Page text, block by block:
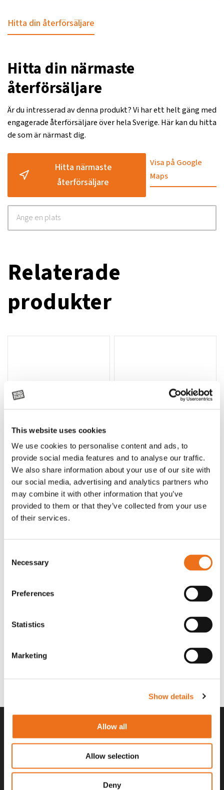
This website uses cookies
We use cookies to personalise content and ads, to
provide social media features and to analyse our traffic.
We also share information about your use of our site with
our social media, advertising and analytics partners who
may combine it with other information that you’ve
provided to them or that they’ve collected from your use
of their services.
Selection
Necessary
Preferences
Statistics
Marketing
Show details
Allow all
Allow selection
Deny
Hitta din återförsäljare
Hitta din närmaste
återförsäljare
Är du intresserad av denna produkt? Vi har ett helt gäng med
engagerade återförsäljare över hela Sverige. Här kan du hitta
de som är närmast dig.
Hitta närmaste
återförsäljare
Visa på Google
Maps
Relaterade
produkter
Lägg till i varukorg
Rotor, komplett med slagor
OR80013456G
35 730kr (ex. moms)
Grön truckknapp
A00220
530kr (ex. moms)
finger spakställ